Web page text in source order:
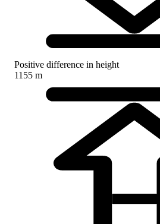
Positive difference in height
1155 m